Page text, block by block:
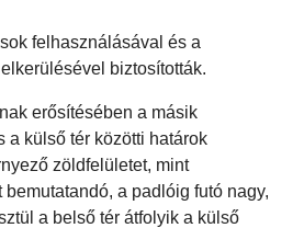
felhasználásával és a
biztosították.
erősítésében a másik
a külső tér közötti határok
zöldfelületet, mint
bemutatandó, a padlóig futó nagy,
a belső tér átfolyik a külső